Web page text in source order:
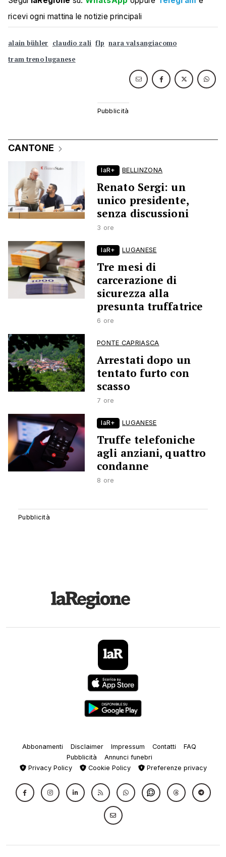
ricevi ogni mattina le notizie principali
alain bühler claudio zali flp nara valsangiacomo
tram treno luganese
CANTONE
laR+ BELLINZONA
Renato Sergi: un
unico presidente,
senza discussioni
3 ore
laR+ LUGANESE
Tre mesi di
carcerazione di
sicurezza alla
presunta truffatrice
6 ore
PONTE CAPRIASCA
Arrestati dopo un
tentato furto con
scasso
7 ore
laR+ LUGANESE
Truffe telefoniche
agli anziani, quattro
condanne
8 ore
Abbonamenti Disclaimer Impressum Contatti
FAQ
Pubblicità
Annunci funebri
Privacy Policy
Cookie Policy Preferenze privacy